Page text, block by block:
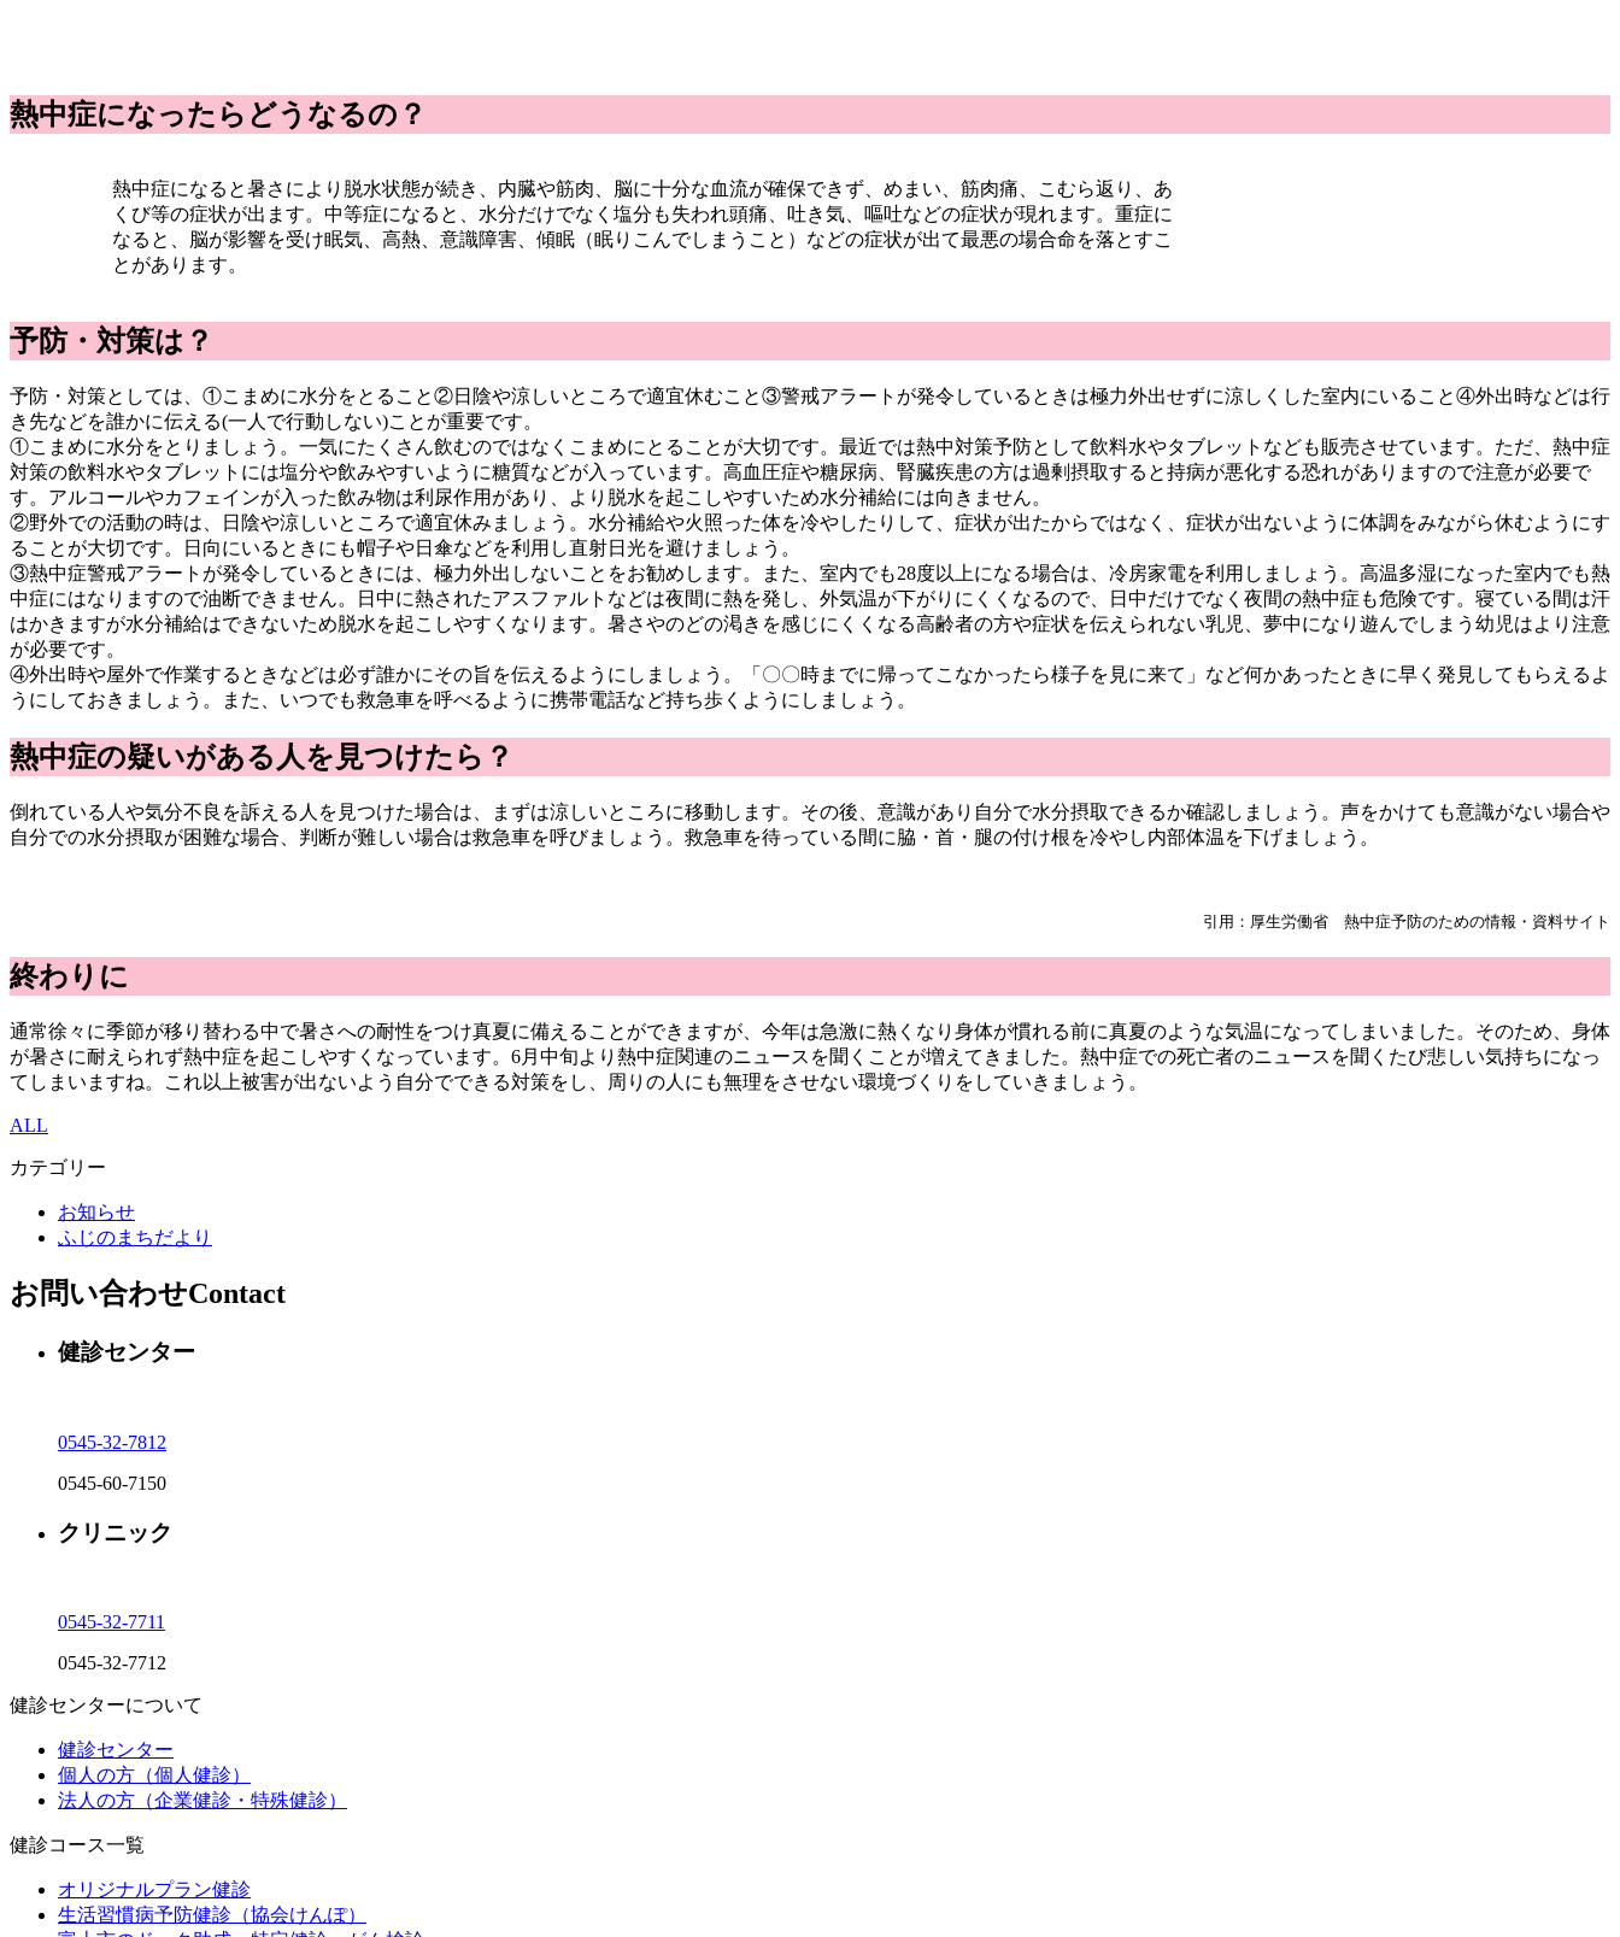
熱中症になったらどうなるの？
熱中症になると暑さにより脱水状態が続き、内臓や筋肉、脳に十分な血流が確保できず、めまい、筋肉痛、こむら返り、あ
くび等の症状が出ます。中等症になると、水分だけでなく塩分も失われ頭痛、吐き気、嘔吐などの症状が現れます。重症に
なると、脳が影響を受け眠気、高熱、意識障害、傾眠（眠りこんでしまうこと）などの症状が出て最悪の場合命を落とすこ
とがあります。
予防・対策は？
予防・対策としては、①こまめに水分をとること②日陰や涼しいところで適宜休むこと③警戒アラートが発令しているときは極力外出せずに涼しくした室内にいること④外出時などは行
き先などを誰かに伝える(一人で行動しない)ことが重要です。
①こまめに水分をとりましょう。一気にたくさん飲むのではなくこまめにとることが大切です。最近では熱中対策予防として飲料水やタブレットなども販売させています。ただ、熱中症
対策の飲料水やタブレットには塩分や飲みやすいように糖質などが入っています。高血圧症や糖尿病、腎臓疾患の方は過剰摂取すると持病が悪化する恐れがありますので注意が必要で
す。アルコールやカフェインが入った飲み物は利尿作用があり、より脱水を起こしやすいため水分補給には向きません。
②野外での活動の時は、日陰や涼しいところで適宜休みましょう。水分補給や火照った体を冷やしたりして、症状が出たからではなく、症状が出ないように体調をみながら休むようにす
ることが大切です。日向にいるときにも帽子や日傘などを利用し直射日光を避けましょう。
③熱中症警戒アラートが発令しているときには、極力外出しないことをお勧めします。また、室内でも28度以上になる場合は、冷房家電を利用しましょう。高温多湿になった室内でも熱
中症にはなりますので油断できません。日中に熱されたアスファルトなどは夜間に熱を発し、外気温が下がりにくくなるので、日中だけでなく夜間の熱中症も危険です。寝ている間は汗
はかきますが水分補給はできないため脱水を起こしやすくなります。暑さやのどの渇きを感じにくくなる高齢者の方や症状を伝えられない乳児、夢中になり遊んでしまう幼児はより注意
が必要です。
④外出時や屋外で作業するときなどは必ず誰かにその旨を伝えるようにしましょう。「〇〇時までに帰ってこなかったら様子を見に来て」など何かあったときに早く発見してもらえるよ
うにしておきましょう。また、いつでも救急車を呼べるように携帯電話など持ち歩くようにしましょう。
熱中症の疑いがある人を見つけたら？
倒れている人や気分不良を訴える人を見つけた場合は、まずは涼しいところに移動します。その後、意識があり自分で水分摂取できるか確認しましょう。声をかけても意識がない場合や
自分での水分摂取が困難な場合、判断が難しい場合は救急車を呼びましょう。救急車を待っている間に脇・首・腿の付け根を冷やし内部体温を下げましょう。
引用：厚生労働省 熱中症予防のための情報・資料サイト
終わりに
通常徐々に季節が移り替わる中で暑さへの耐性をつけ真夏に備えることができますが、今年は急激に熱くなり身体が慣れる前に真夏のような気温になってしまいました。そのため、身体
が暑さに耐えられず熱中症を起こしやすくなっています。6月中旬より熱中症関連のニュースを聞くことが増えてきました。熱中症での死亡者のニュースを聞くたび悲しい気持ちになっ
てしまいますね。これ以上被害が出ないよう自分でできる対策をし、周りの人にも無理をさせない環境づくりをしていきましょう。
ALL
カテゴリー
お知らせ
ふじのまちだより
お問い合わせContact
健診センター
0545-32-7812
0545-60-7150
クリニック
0545-32-7711
0545-32-7712
健診センターについて
健診センター
個人の方（個人健診）
法人の方（企業健診・特殊健診）
健診コース一覧
オリジナルプラン健診
生活習慣病予防健診（協会けんぽ）